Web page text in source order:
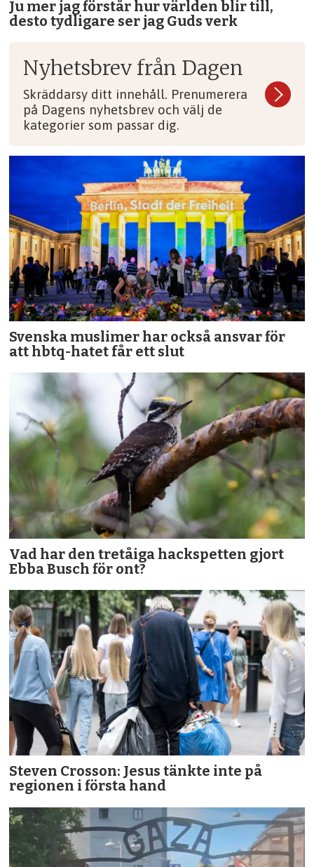
Ju mer jag förstår hur världen blir till,
desto tydligare ser jag Guds verk
Nyhetsbrev från Dagen
Skräddarsy ditt innehåll. Prenumerera
på Dagens nyhetsbrev och välj de
kategorier som passar dig.
Svenska muslimer har också ansvar för
att hbtq-hatet får ett slut
Vad har den tretåiga hackspetten gjort
Ebba Busch för ont?
Steven Crosson: Jesus tänkte inte på
regionen i första hand